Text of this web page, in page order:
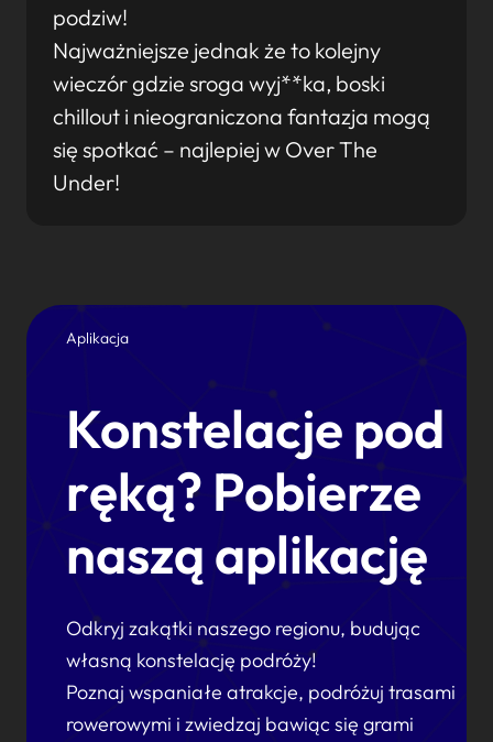
podziw!
Najważniejsze jednak że to kolejny
wieczór gdzie sroga wyj**ka, boski
chillout i nieograniczona fantazja mogą
się spotkać – najlepiej w Over The
Under!
Aplikacja
Konstelacje pod
ręką? Pobierze
naszą aplikację
Odkryj zakątki naszego regionu, budując
własną konstelację podróży!
Poznaj wspaniałe atrakcje, podróżuj trasami
rowerowymi i zwiedzaj bawiąc się grami